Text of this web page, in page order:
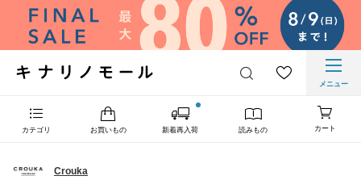
メニュー
カテゴリ お買いもの 新着再入荷 読みもの カート
Crouka